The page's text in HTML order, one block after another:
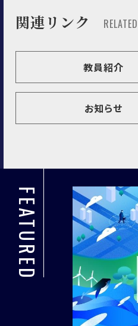
関連リンク
教員紹介
お知らせ
FEATURED